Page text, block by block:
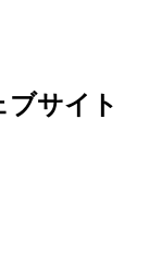
サイト